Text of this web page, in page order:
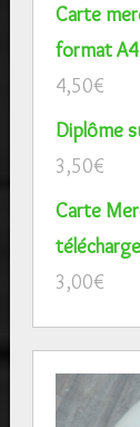
Carte
format
4,50€
Diplôme
3,50€
Carte
3,00€